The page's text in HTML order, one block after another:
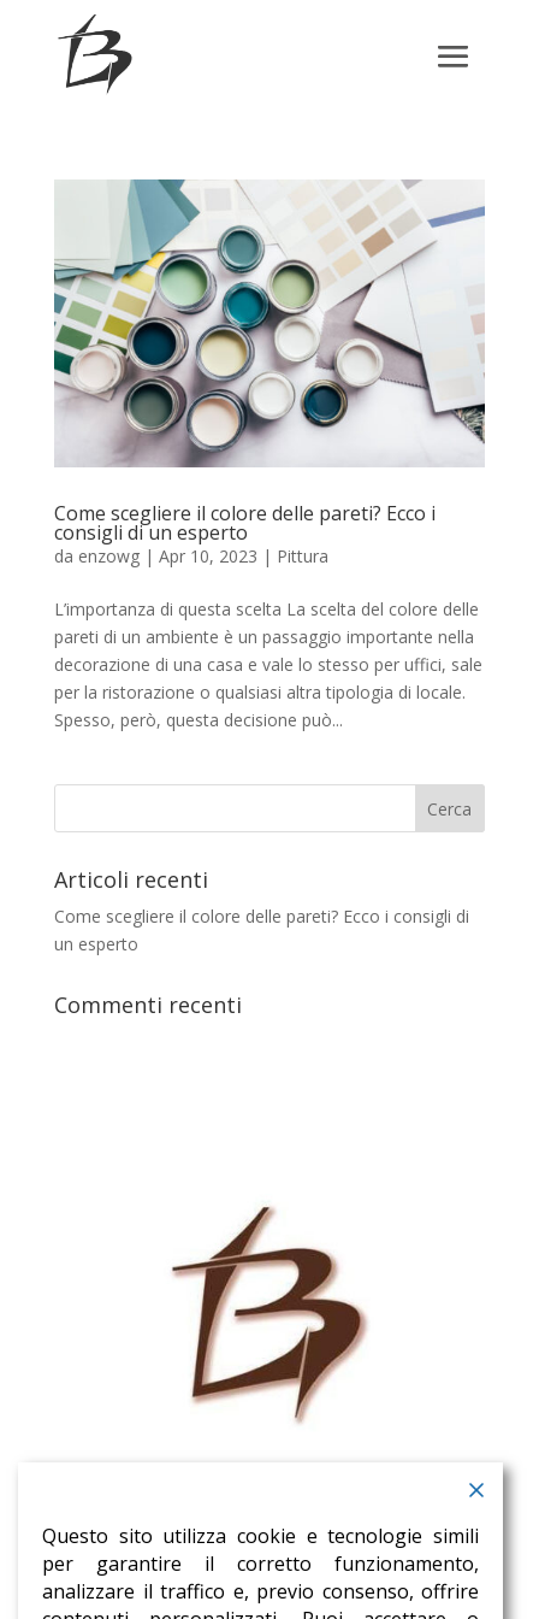
Come scegliere il colore delle pareti? Ecco i
consigli di un esperto
da enzowg| Apr 10, 2023 | Pittura
L’importanza di questa scelta La scelta del colore delle
pareti di un ambiente è un passaggio importante nella
decorazione di una casa e vale lo stesso per uffici, sale
per la ristorazione o qualsiasi altra tipologia di locale.
Spesso, però, questa decisione può...
Articoli recenti
Come scegliere il colore delle pareti? Ecco i consigli di
un esperto
Commenti recenti
10080 Lusigliè Torino
P.IVA –10671430014
Tel.+39 3494385625
Questo sito utilizza cookie e tecnologie simili
per garantire il corretto funzionamento,
analizzare il traffico e, previo consenso, offrire